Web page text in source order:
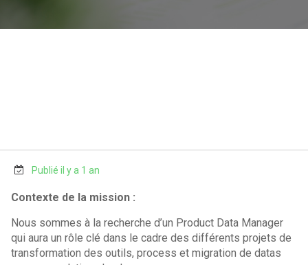
Publié il y a 1 an
Contexte de la mission :
Nous sommes à la recherche d’un Product Data Manager
qui aura un rôle clé dans le cadre des différents projets de
transformation des outils, process et migration de datas